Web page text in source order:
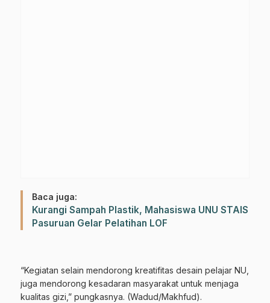
Baca juga:
Kurangi Sampah Plastik, Mahasiswa UNU STAIS
Pasuruan Gelar Pelatihan LOF
“Kegiatan selain mendorong kreatifitas desain pelajar NU,
juga mendorong kesadaran masyarakat untuk menjaga
kualitas gizi,” pungkasnya. (Wadud/Makhfud).